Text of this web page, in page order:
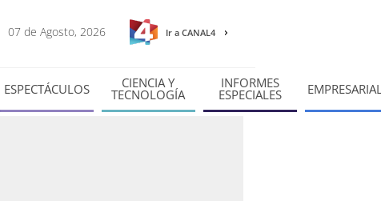
07 de Agosto, 2026 Ir a CANAL4
ESPECTÁCULOS CIENCIA Y
TECNOLOGÍA
INFORMES
ESPECIALES